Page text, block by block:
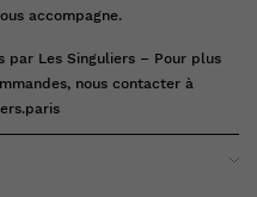
accompagne.
par Les Singuliers – Pour plus
nous contacter à